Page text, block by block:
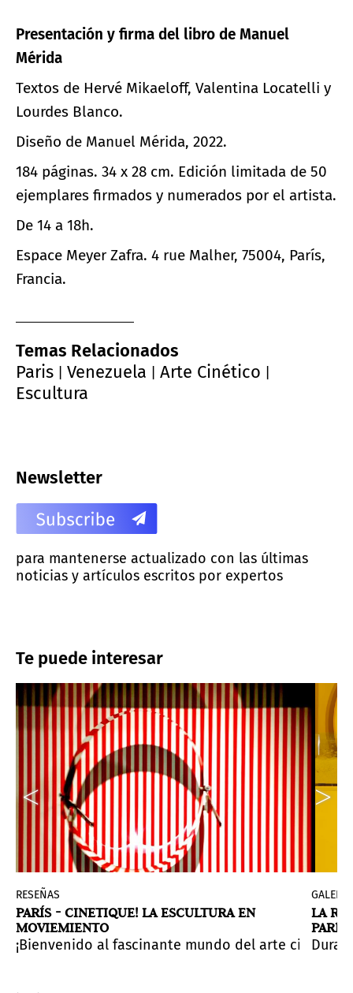
Presentación y firma del libro de Manuel
Mérida
Textos de Hervé Mikaeloff, Valentina Locatelli y
Lourdes Blanco.
Diseño de Manuel Mérida, 2022.
184 páginas. 34 x 28 cm. Edición limitada de 50
ejemplares firmados y numerados por el artista.
De 14 a 18h.
Espace Meyer Zafra. 4 rue Malher, 75004, París,
Francia.
Temas Relacionados
Paris
Venezuela Arte Cinético
Escultura
Newsletter
para mantenerse actualizado con las últimas
noticias y artículos escritos por expertos
Te puede interesar
de laFondation Villa Datris- Isle-sur-la-Sorgue ,
ha desarrollado una técnica única sobre las
RESEÑAS
PARÍS - CINETIQUE! LA ESCULTURA EN
MOVIEMIENTO
¡Bienvenido al fascinante mundo del arte
LA
PARÍS